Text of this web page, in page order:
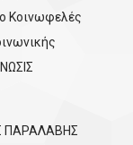
Κοινωφελές
ΠΑΡΑΛΑΒΗΣ